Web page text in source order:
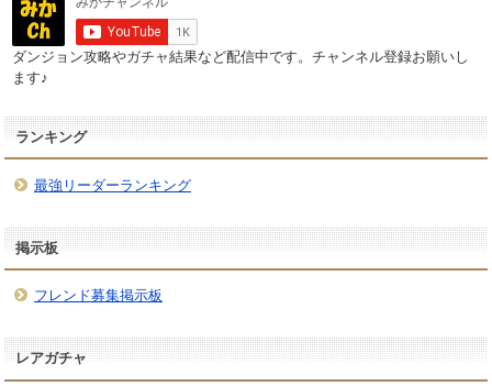
ダンジョン攻略やガチャ結果など配信中です。チャンネル登録お願いし
ます♪
ランキング
最強リーダーランキング
掲示板
フレンド募集掲示板
レアガチャ